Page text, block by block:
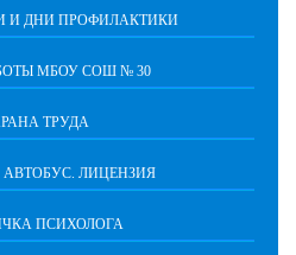
И ДНИ ПРОФИЛАКТИКИ
МБОУ СОШ № 30
ТРУДА
ЛИЦЕНЗИЯ
ПСИХОЛОГА